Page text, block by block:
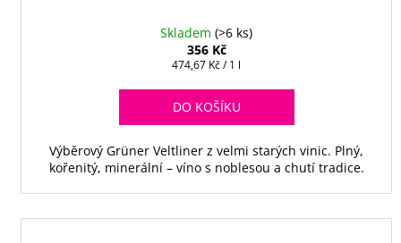
Skladem(>6 ks)
356 Kč
Měrná
474,67 Kč / 1 l
DO KOŠÍKU
Výběrový Grüner Veltliner z velmi starých vinic. Plný,
kořenitý, minerální – víno s noblesou a chutí tradice.